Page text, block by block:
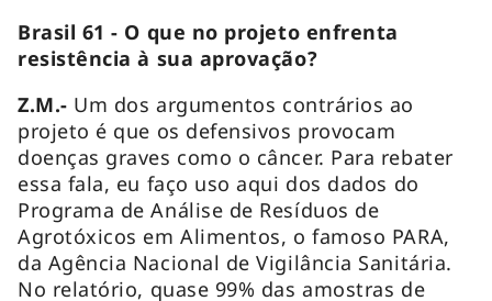
Brasil 61 - O que no projeto enfrenta
resistência à sua aprovação?
Z.M.- Um dos argumentos contrários ao
projeto é que os defensivos provocam
doenças graves como o câncer. Para rebater
essa fala, eu faço uso aqui dos dados do
Programa de Análise de Resíduos de
Agrotóxicos em Alimentos, o famoso PARA,
da Agência Nacional de Vigilância Sanitária.
No relatório, quase 99% das amostras de